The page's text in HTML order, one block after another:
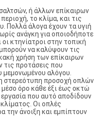
ή άλλων επίκαιρων
το κλίμα, και τις
Πολλά άλογα έχουν τα υγιή
ανάγκη για οποιοδήποτε
κτηνίατροι στην τοπική
να καλύψουν τις
χρήση των επίκαιρων
προτάσεις που
μεμονωμένου αλόγου.
στερεότυπη προσοχή οπλών
όρο κάθε έξι έως οκτώ
που αυτό αποδίδουν
κλίματος. Οι οπλές
την άνοιξη και εμπίπτουν